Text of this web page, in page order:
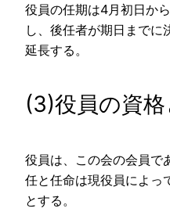
役員の任期は4月初日か
し、後任者が期日までに
延長する。
(3)役員の資
役員は、この会の会員で
任と任命は現役員によっ
とする。